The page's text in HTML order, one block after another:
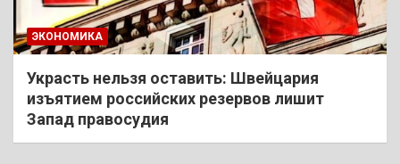
ЭКОНОМИКА
Украсть нельзя оставить: Швейцария
изъятием российских резервов лишит
Запад правосудия